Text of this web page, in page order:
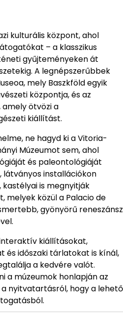
kulturális központ, ahol
– a klasszikus
gyűjteményeken át
A legnépszerűbbek
mely Baszkföld egyik
központja, és az
amely ötvözi a
kiállítást.
ne hagyd ki a Vitoria-
Múzeumot sem, ahol
és paleontológiáját
installációkon
kastélyai is megnyitják
melyek közül a Palacio de
gyönyörű reneszánsz
kiállításokat,
időszaki tárlatokat is kínál,
a kedvére valót.
a múzeumok honlapján az
nyitvatartásról, hogy a lehető